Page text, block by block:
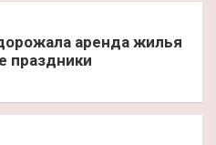
аренда жилья
праздники